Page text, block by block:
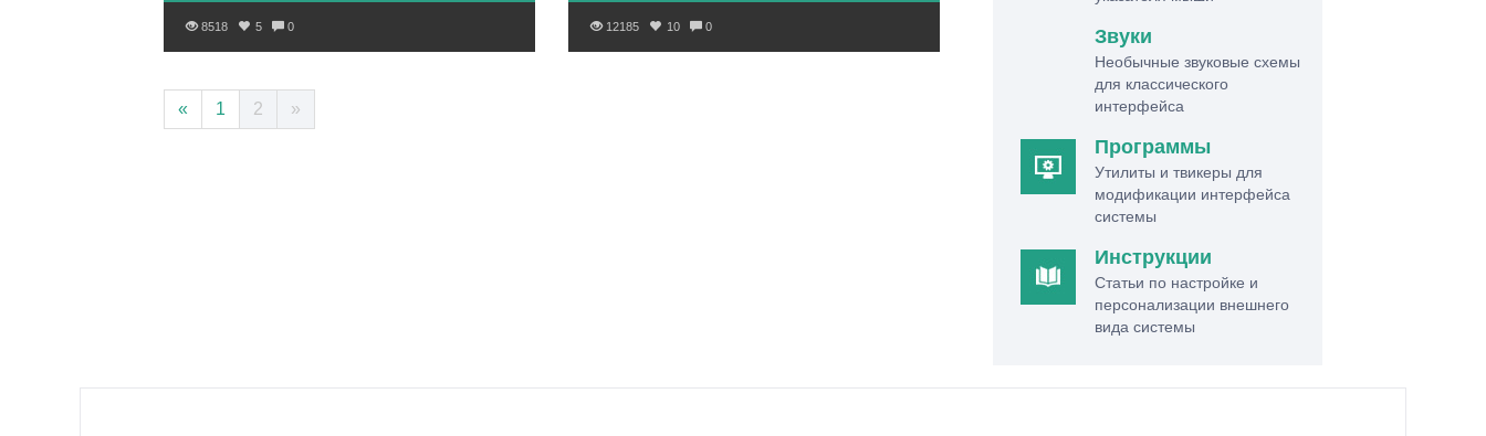
8518 5 0 12185 10 0
« 1 2 »
Звуки
Необычные звуковые схемы
для классического
интерфейса
Программы
Утилиты и твикеры для
модификации интерфейса
системы
Инструкции
Статьи по настройке и
персонализации внешнего
вида системы